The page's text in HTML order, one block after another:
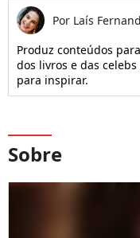
Por Laís
Produz conteúdos
dos livros e das
para inspirar.
Sobre